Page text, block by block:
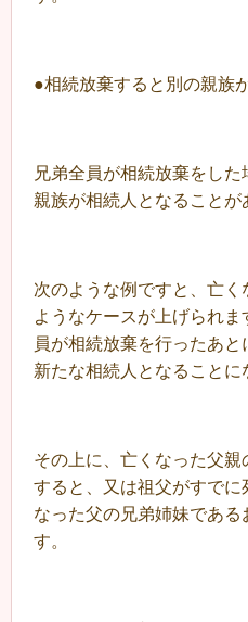
●相続放棄すると別の親族
兄弟全員が相続放棄をし
親族が相続人となることが
次のような例ですと、亡
ようなケースが上げられ
員が相続放棄を行ったあ
新たな相続人となることに
その上に、亡くなった父
すると、又は祖父がすでに
なった父の兄弟姉妹である
す。